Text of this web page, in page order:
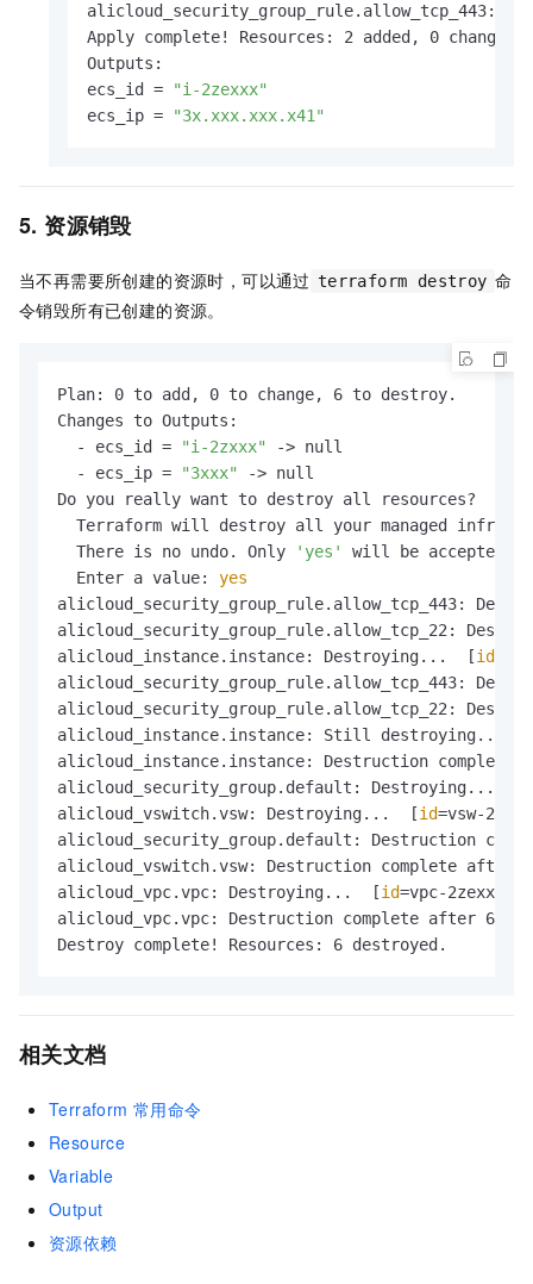
alicloud_security_group_rule.allow_tcp_443:
Apply complete! Resources: 2 added, 0
Outputs:
ecs_id =
"i-2zexxx"
ecs_ip =
"3x.xxx.xxx.x41"
5. 资源销毁
当不再需要所创建的资源时，可以通过 terraform destroy 命
令销毁所有已创建的资源。
Plan: 0 to add, 0 to change, 6 to destroy.
Changes to Outputs:
  - ecs_id =
"i-2zxxx"
-> null
  - ecs_ip =
"3xxx"
-> null
Do you really want to destroy all resources?
Terraform will destroy all your managed
  There is no undo. Only
'yes'
will be accepted
  Enter a value:
yes
alicloud_security_group_rule.allow_tcp_443:
alicloud_security_group_rule.allow_tcp_22:
alicloud_instance.instance: Destroying...  [id
alicloud_security_group_rule.allow_tcp_443:
alicloud_security_group_rule.allow_tcp_22:
alicloud_instance.instance: Still destroying...  [
alicloud_instance.instance: Destruction complete
alicloud_security_group.default: Destroying...  [
alicloud_vswitch.vsw: Destroying...  [id=vsw-
alicloud_security_group.default: Destruction
alicloud_vswitch.vsw: Destruction complete after
alicloud_vpc.vpc: Destroying...  [id=vpc-
alicloud_vpc.vpc: Destruction complete after 6s
Destroy complete! Resources: 6 destroyed.
相关文档
Terraform 常用命令
Resource
Variable
Output
资源依赖